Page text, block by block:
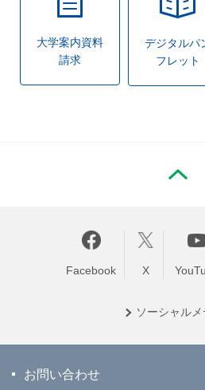
大学案内資料
請求
デジタルパ
フレット
Facebook X
ソーシャル
お問い合わせ